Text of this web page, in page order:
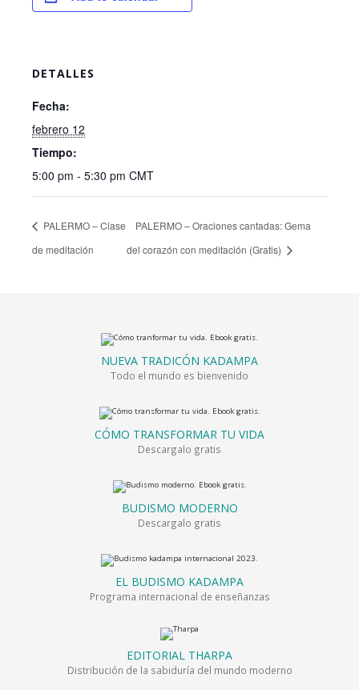
DETALLES
Fecha:
febrero 12
Tiempo:
5:00 pm - 5:30 pm CMT
PALERMO – Clase
de meditación
PALERMO – Oraciones cantadas: Gema
del corazón con meditación (Gratis)
NUEVA TRADICÓN KADAMPA
Todo el mundo es bienvenido
CÓMO TRANSFORMAR TU VIDA
Descargalo gratis
BUDISMO MODERNO
Descargalo gratis
EL BUDISMO KADAMPA
Programa internacional de enseñanzas
EDITORIAL THARPA
Distribución de la sabiduría del mundo moderno